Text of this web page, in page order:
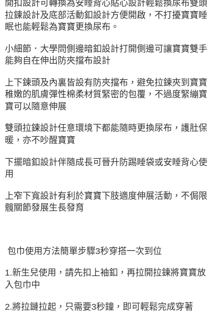
開扣設計可轉換為安睡背心貼心設計輕鬆換尿布雙頭
拉鍊設計及底部活動釦設計方便開啟，不打擾寶寶睡
眠也能輕鬆為寶寶更換尿布。
小細節．大學問側邊暗釦設計打開側邊可讓寶寶雙手
能夠自在伸出防夾擋布設計
上下鍊頭及內裏皆設有防夾擋布，避免拉鍊夾到寶寶
稚嫩的肌膚彈性棉柔材質緊密的包覆，不過度緊繃寶
寶可以隨意伸展
雙頭拉鍊設計任意環境下都能隨時更換尿布，護肚保
暖，亦不吵醒寶寶
下擺暗釦設計伴隨成長可晉升防踢睡袋或安睡背心使
用
上窄下寬設計有利於寶寶下肢適度伸展活動，不侷限
髖關節發展生長發育
包巾使用方法簡單步驟3秒穿搭一次到位
1.新生兒使用，請先扣上袖釦，再拉開拉鍊將寶寶放
入包巾中
2.將拉鏈拉起，只需要3秒鐘，即可輕鬆完成穿著